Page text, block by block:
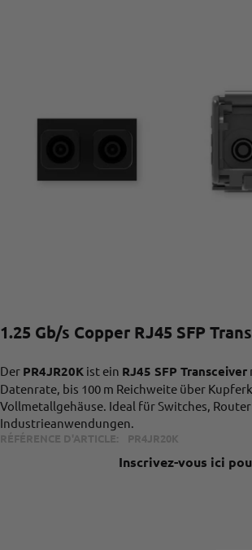
1.25 Gb/s Copper RJ45 SFP
Der PR4JR20K ist ein RJ45 SFP Transceiver
Datenrate, bis 100 m Reichweite über
Vollmetallgehäuse. Ideal für Switches,
Industrieanwendungen.
RÉFÉRENCE D'ARTICLE: PR4JR20K
Inscrivez-vous ici